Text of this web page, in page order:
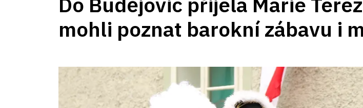
mohli poznat barokní zábavu i